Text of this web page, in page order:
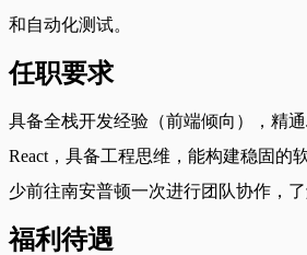
和自动化测试。
任职要求
具备全栈开发经验（前端倾向），精通
React，具备工程思维，能构建稳固的
少前往南安普顿一次进行团队协作，了
福利待遇